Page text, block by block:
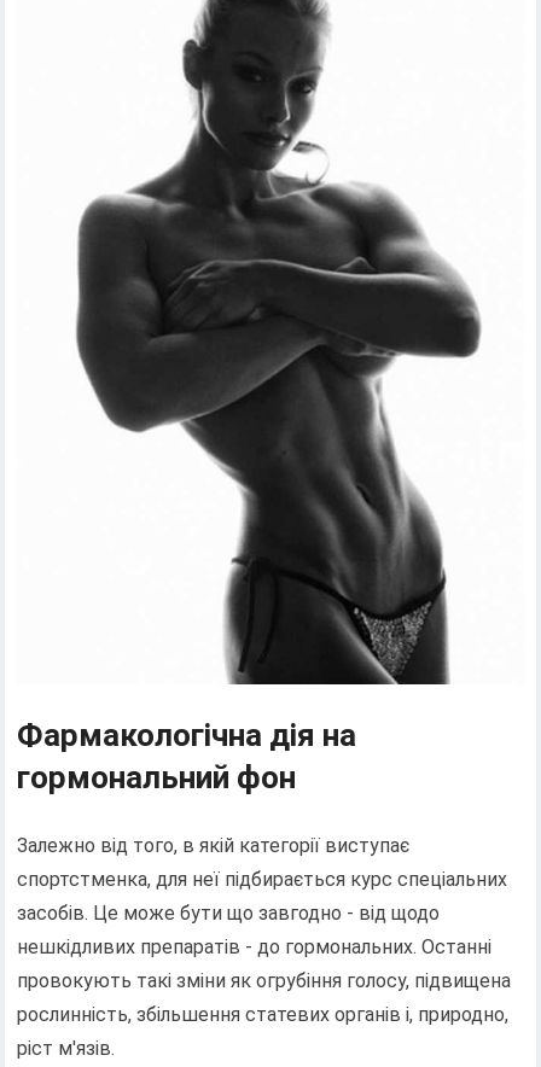
Фармакологічна дія на
гормональний фон
Залежно від того, в якій категорії виступає
спортстменка, для неї підбирається курс спеціальних
засобів. Це може бути що завгодно - від щодо
нешкідливих препаратів - до гормональних. Останні
провокують такі зміни як огрубіння голосу, підвищена
рослинність, збільшення статевих органів і, природно,
ріст м'язів.